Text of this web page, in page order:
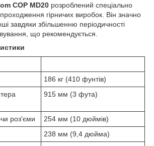
COP MD20 розроблений спеціально
гірничих виробок. Він значно
завдяки збільшенню періодичності
що рекомендується.
186 кг (410 фунтів)
915 мм (3 фута)
роз'єми
254 мм (10 дюймів)
238 мм (9,4 дюйма)